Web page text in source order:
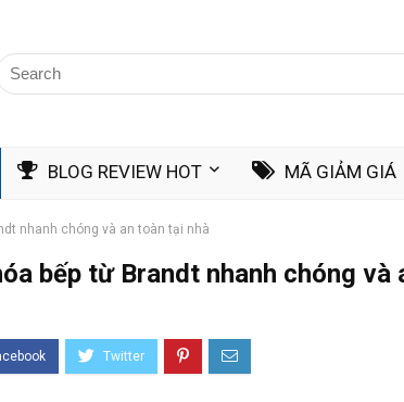
BLOG REVIEW HOT MÃ GIẢM GIÁ
nhanh chóng và an toàn tại nhà
bếp từ Brandt nhanh chóng và